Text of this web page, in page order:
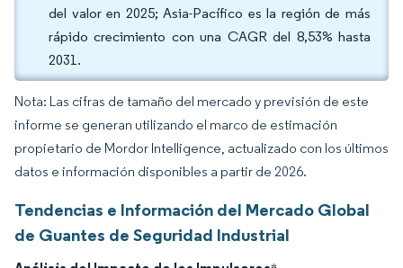
del valor en 2025; Asia-Pacífico es la región de más
rápido crecimiento con una CAGR del 8,53% hasta
2031.
Nota: Las cifras de tamaño del mercado y previsión de este
informe se generan utilizando el marco de estimación
propietario de Mordor Intelligence, actualizado con los últimos
datos e información disponibles a partir de 2026.
Tendencias e Información del Mercado Global
de Guantes de Seguridad Industrial